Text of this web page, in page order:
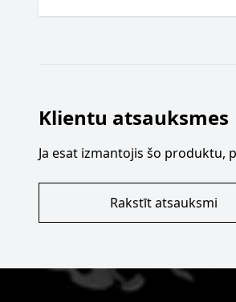
Klientu atsauksmes
Ja esat izmantojis šo produktu,
Rakstīt atsauksmi